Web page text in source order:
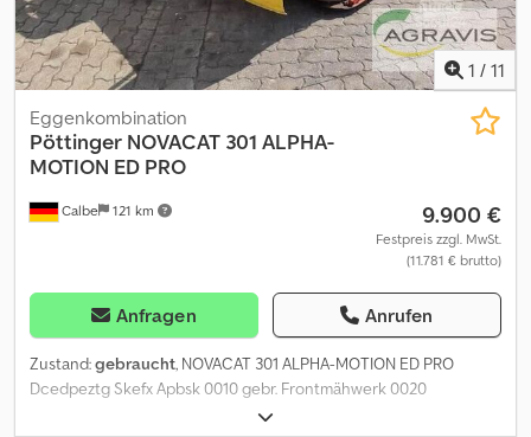
1 / 11
Calbe 121 km
Eggenkombination
Pöttinger NOVACAT 301 ALPHA-
MOTION ED PRO
9.900 €
Festpreis zzgl. MwSt.
(11.781 € brutto)
Anfragen Anrufen
Zustand:gebraucht, NOVACAT 301 ALPHA-MOTION ED PRO
Dcedpeztg Skefx Apbsk 0010 gebr. Frontmähwerk 0020
Dreipunktaufnahme, 0030 Zapfwelle, 0040 Schwadscheiben,